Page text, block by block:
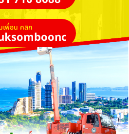
เพื่อน คลิก